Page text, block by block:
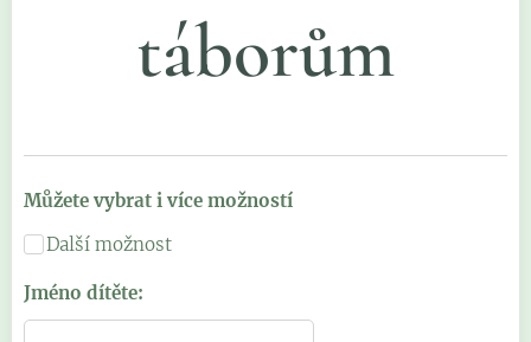
táborům
Můžete vybrat i více možností
Další možnost
Jméno dítěte: